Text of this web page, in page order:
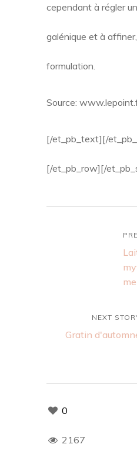
cependant à régler
galénique et à
formulation.
Source:
[/et_pb_text][/
[/et_pb_row][/
NEXT
Gratin
0
2167